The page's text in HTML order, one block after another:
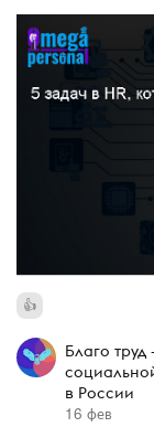
Благо
в России
16 фев